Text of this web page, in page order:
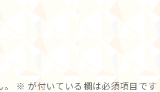
※ が付いている欄は必須項目です